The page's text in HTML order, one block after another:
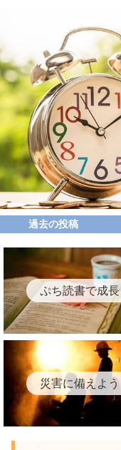
過去の投稿
ぷち読書で成長
災害に備えよう